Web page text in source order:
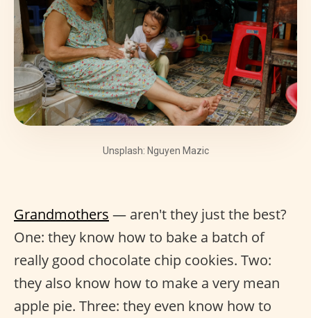
Unsplash: Nguyen Mazic
Grandmothers — aren't they just the best?
One: they know how to bake a batch of
really good chocolate chip cookies. Two:
they also know how to make a very mean
apple pie. Three: they even know how to